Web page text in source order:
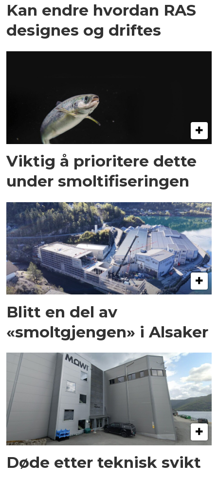
Kan endre hvordan RAS
designes og driftes
Viktig å prioritere dette
under smoltifiseringen
Blitt en del av
«smoltgjengen» i Alsaker
Døde etter teknisk svikt